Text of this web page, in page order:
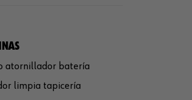
atornillador batería
limpia tapicería